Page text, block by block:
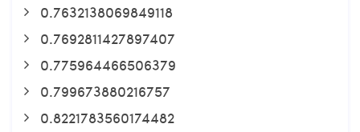
0.7632138069849118
0.7692811427897407
0.775964466506379
0.799673880216757
0.8221783560174482